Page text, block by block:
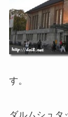
す。